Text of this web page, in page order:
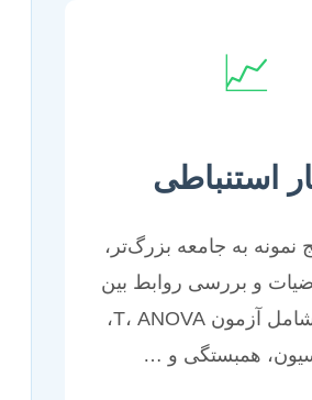
📈
استنباطی
نمونه به جامعه بزرگ‌تر،
و بررسی روابط بین
متغیرها. شامل آزمون T، ANOVA،
همبستگی و …